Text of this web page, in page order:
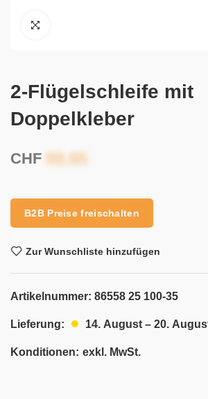
2-Flügelschleife mit
Doppelkleber
CHF
B2B Preise freischalten
Zur Wunschliste hinzufügen
Artikelnummer: 86558 25 100-35
Lieferung: 14. August – 20.
Konditionen: exkl. MwSt.